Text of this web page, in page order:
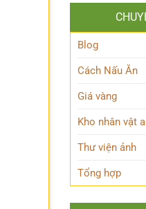
Blog
Cách Nấu Ăn
Giá vàng
Kho nhân vật
Thư viện ảnh
Tổng hợp